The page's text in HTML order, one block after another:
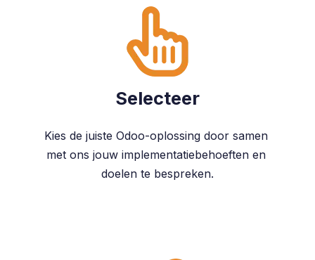
Selecteer
Kies de juiste Odoo-oplossing door samen
met ons jouw implementatiebehoeften en
doelen te bespreken.